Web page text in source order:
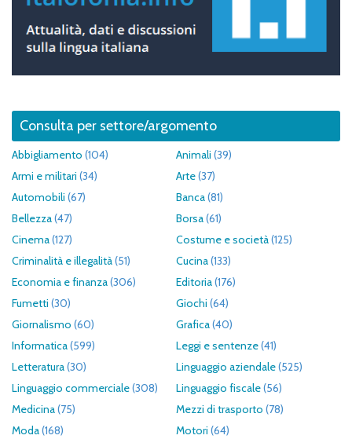
Consulta per settore/argomento
Abbigliamento (104) Animali (39)
Armi e militari (34) Arte(37)
Automobili (67) Banca(81)
Bellezza(47) Borsa(61)
Cinema(127) Costume e società(125)
Criminalità e illegalità(51) Cucina(133)
Economia e finanza(306) Editoria(176)
Fumetti (30) Giochi (64)
Giornalismo (60) Grafica(40)
Informatica(599) Leggi e sentenze(41)
Letteratura(30) Linguaggio aziendale(525)
Linguaggio commerciale(308) Linguaggio fiscale(56)
Medicina(75) Mezzi di trasporto (78)
Moda(168) Motori (64)